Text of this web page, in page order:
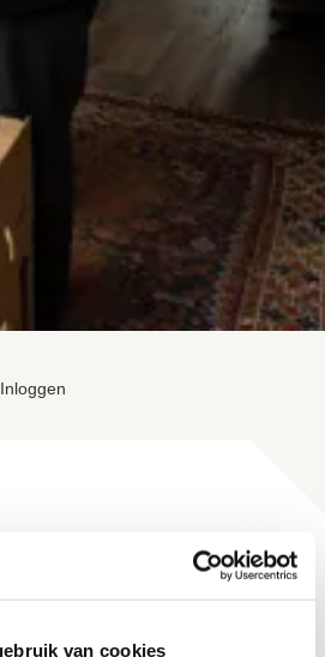
van cookies
Inloggen
op een moment dat het jou